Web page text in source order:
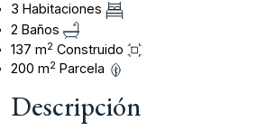
3 Habitaciones
2 Baños
137 m2 Construido
200 m2 Parcela
Descripción